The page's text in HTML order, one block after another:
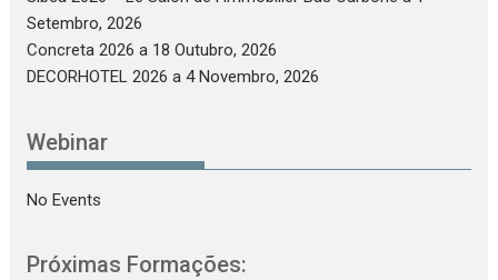
Setembro, 2026
Concreta 2026 a 18 Outubro, 2026
DECORHOTEL 2026 a 4 Novembro, 2026
Webinar
No Events
Próximas Formações: